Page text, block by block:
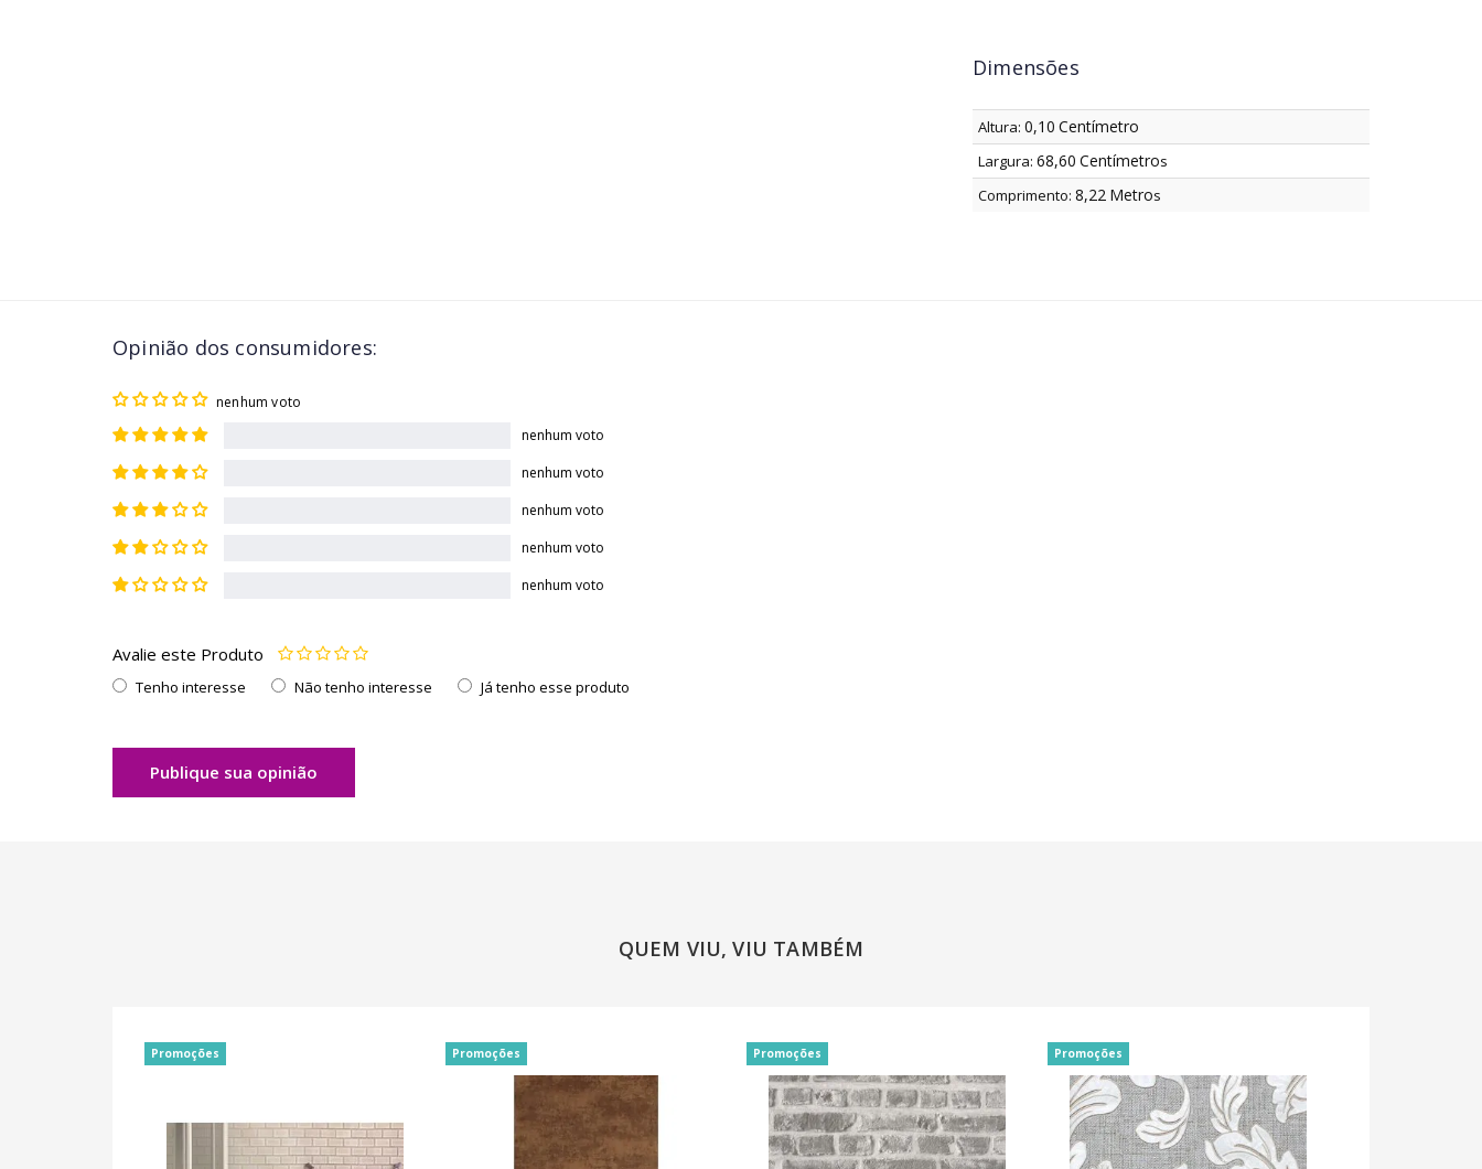
Dimensões
Altura: 0,10 Centímetro
Largura: 68,60 Centímetros
Comprimento: 8,22 Metros
Opinião dos consumidores:
nenhum voto
nenhum voto
nenhum voto
nenhum voto
nenhum voto
nenhum voto
Avalie este Produto
Tenho interesse Não tenho interesse Já tenho esse produto
Publique sua opinião
QUEM VIU, VIU TAMBÉM
Promoções Promoções Promoções Promoções